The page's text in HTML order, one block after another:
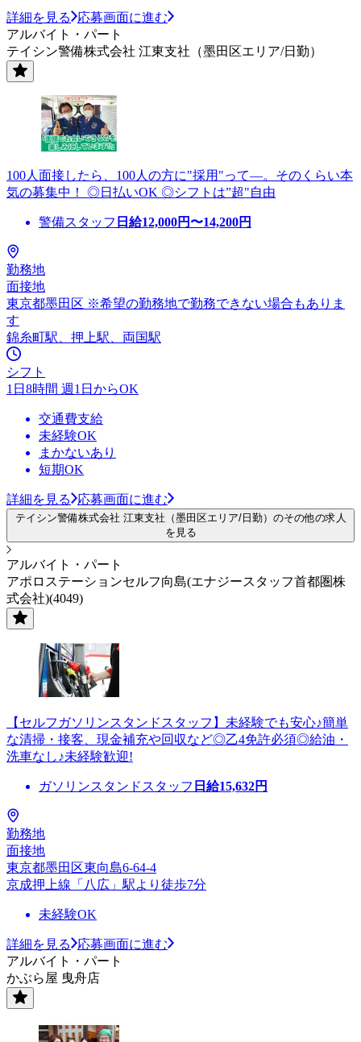
詳細を見る
応募画面に進む
アルバイト・パート
テイシン警備株式会社 江東支社（墨田区エリア/日勤）
100人面接したら、100人の方に"採用"って―。そのくらい本
気の募集中！ ◎日払いOK ◎シフトは”超"自由
警備スタッフ 日給12,000円〜14,200円
勤務地
面接地
東京都墨田区 ※希望の勤務地で勤務できない場合もありま
す
錦糸町駅、押上駅、両国駅
シフト
1日8時間 週1日からOK
交通費支給
未経験OK
まかないあり
短期OK
詳細を見る 応募画面に進む
テイシン警備株式会社 江東支社（墨田区エリア/日勤）のその他の求人
を見る
アルバイト・パート
アポロステーションセルフ向島(エナジースタッフ首都圏株
式会社)(4049)
【セルフガソリンスタンドスタッフ】未経験でも安心♪簡単
な清掃・接客、現金補充や回収など◎乙4免許必須◎給油・
洗車なし♪未経験歓迎!
ガソリンスタンドスタッフ 日給15,632円
勤務地
面接地
東京都墨田区東向島6-64-4
京成押上線「八広」駅より徒歩7分
未経験OK
詳細を見る
応募画面に進む
アルバイト・パート
かぶら屋 曳舟店